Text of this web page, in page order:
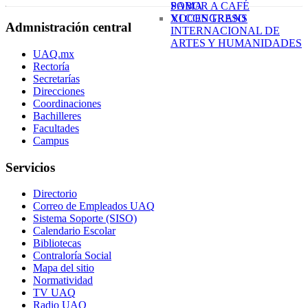
SABOR A CAFÉ
XI CONGRESO
INTERNACIONAL DE
ARTES Y HUMANIDADES
POMA
VOCES TRANS
Admnistración central
UAQ.mx
Rectoría
Secretarías
Direcciones
Coordinaciones
Bachilleres
Facultades
Campus
Servicios
Directorio
Correo de Empleados UAQ
Sistema Soporte (SISO)
Calendario Escolar
Bibliotecas
Contraloría Social
Mapa del sitio
Normatividad
TV UAQ
Radio UAQ